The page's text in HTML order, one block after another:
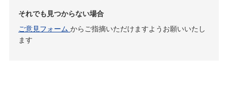
それでも見つからない場合
ご意見フォーム からご指摘いただけますようお願いいたし
ます